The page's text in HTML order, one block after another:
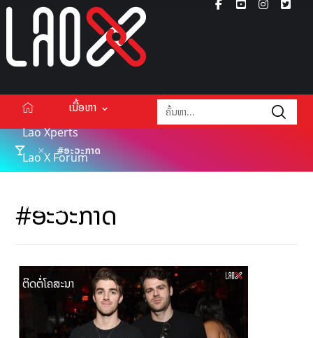
ເນື້ອຫາ
Lao Xperts
Lao X Forum
Podcasts
ຕິດຕໍ່ໂຄສະນາ
#ອະວະກາດ
#ອະວະກາດ